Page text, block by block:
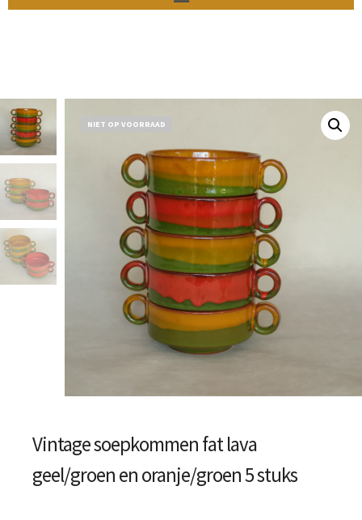
NIET OP VOORRAAD
Vintage soepkommen fat lava
geel/groen en oranje/groen 5 stuks